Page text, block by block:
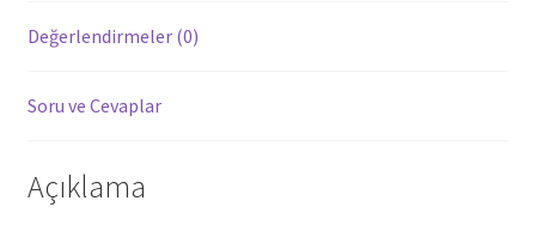
Değerlendirmeler (0)
Soru ve Cevaplar
Açıklama